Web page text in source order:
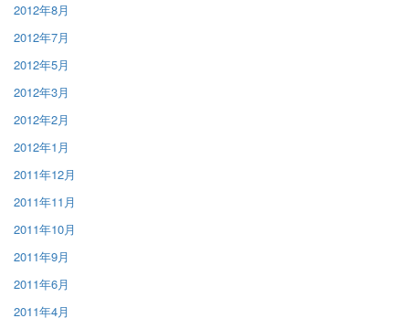
2012年8月
2012年7月
2012年5月
2012年3月
2012年2月
2012年1月
2011年12月
2011年11月
2011年10月
2011年9月
2011年6月
2011年4月